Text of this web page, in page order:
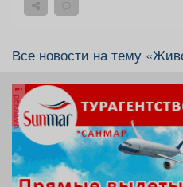
Все новости на тему
реклама